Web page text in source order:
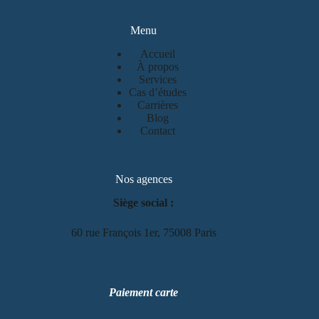
Menu
Accueil
À propos
Services
Cas d’études
Carrières
Blog
Contact
Nos agences
Siège social :
60 rue François 1er, 75008 Paris
Paiement carte